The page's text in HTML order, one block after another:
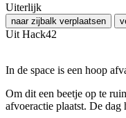
Uiterlijk
naar zijbalk verplaatsen
Uit Hack42
In de space is een hoop
Om dit een beetje op te
afvoeractie plaatst. De